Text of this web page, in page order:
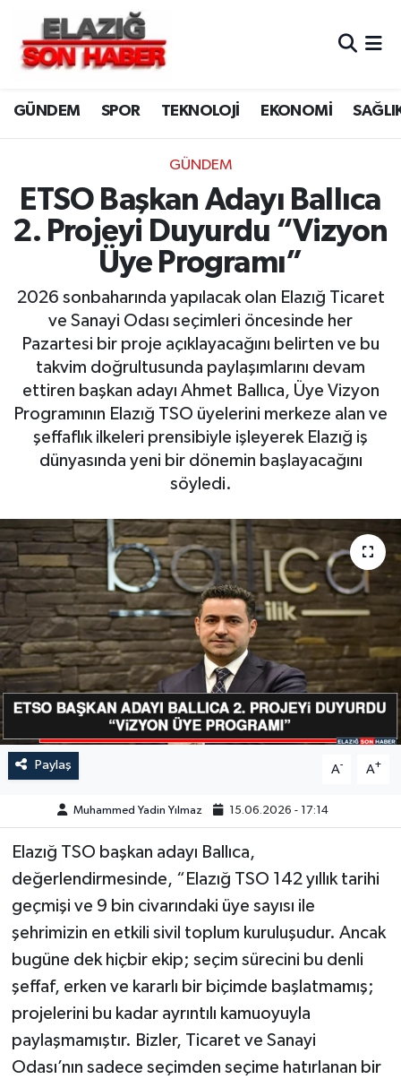
GÜNDEM SPOR TEKNOLOJİ EKONOMİ
GÜNDEM
ETSO Başkan Adayı Ballıca
2. Projeyi Duyurdu “Vizyon
Üye Programı”
2026 sonbaharında yapılacak olan Elazığ Ticaret
ve Sanayi Odası seçimleri öncesinde her
Pazartesi bir proje açıklayacağını belirten ve bu
takvim doğrultusunda paylaşımlarını devam
ettiren başkan adayı Ahmet Ballıca, Üye Vizyon
Programının Elazığ TSO üyelerini merkeze alan ve
şeffaflık ilkeleri prensibiyle işleyerek Elazığ iş
dünyasında yeni bir dönemin başlayacağını
söyledi.
Paylaş A- A+
Muhammed Yadin Yılmaz 15.06.2026 - 17:14
Elazığ TSO başkan adayı Ballıca,
değerlendirmesinde, “Elazığ TSO 142 yıllık tarihi
geçmişi ve 9 bin civarındaki üye sayısı ile
şehrimizin en etkili sivil toplum kuruluşudur. Ancak
bugüne dek hiçbir ekip; seçim sürecini bu denli
şeffaf, erken ve kararlı bir biçimde başlatmamış;
projelerini bu kadar ayrıntılı kamuoyuyla
paylaşmamıştır. Bizler, Ticaret ve Sanayi
Odası’nın sadece seçimden seçime hatırlanan bir
CANLI YAYIN
ASAYİŞ
BİLİM VE TEKNOLOJİ
DÜNYA
EĞİTİM
EKONOMİ
ELAZIĞ
GENEL
GÜNDEM
KÜLTÜR-SANAT
MAGAZİN
MEDYA
ÖZEL HABER
POLİTİKA
SAĞLIK
SPOR
YAŞAM
Merkez Hava Durumu
Merkez Trafik Yoğunluk Haritası
Süper Lig Puan Durumu ve Fikstür
Tüm Manşetler
Son Dakika Haberleri
Haber Arşivi